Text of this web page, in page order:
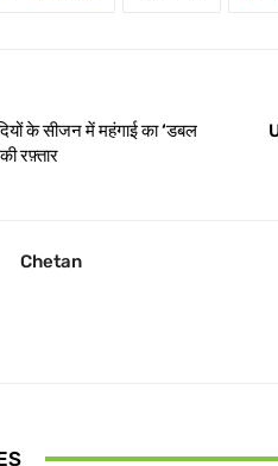
के सीजन में महंगाई का ‘डबल
रफ़्तार
Chetan